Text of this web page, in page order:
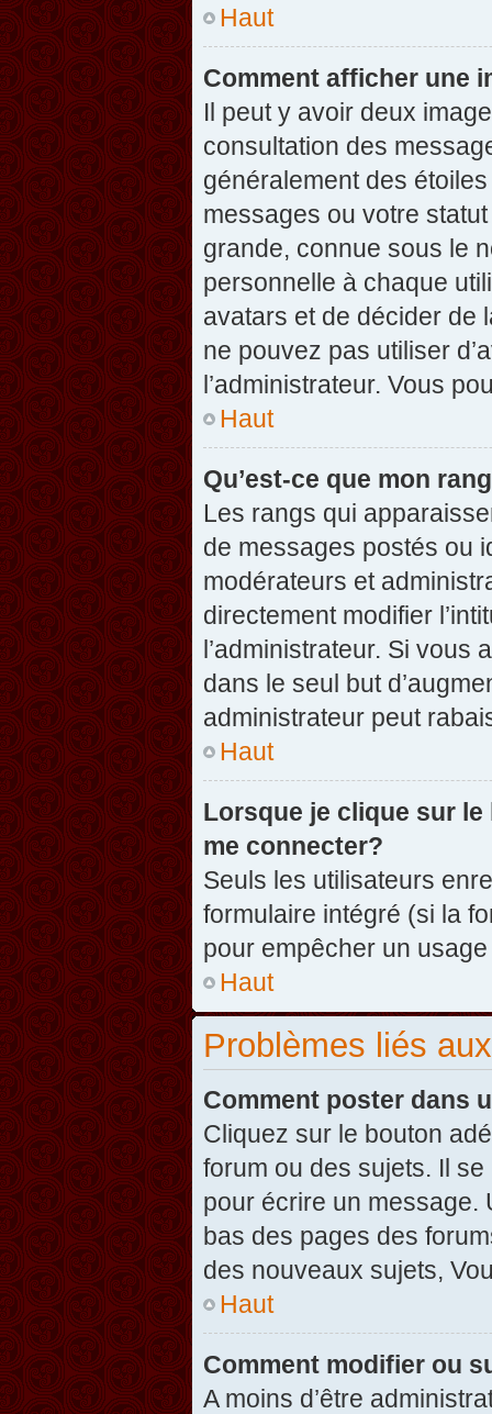
Haut
Comment afficher une
Il peut y avoir deux
consultation des
généralement des
messages ou votre
grande, connue sous le
personnelle à chaque
avatars et de décider de
ne pouvez pas utiliser
l’administrateur. Vous
Haut
Qu’est-ce que mon
Les rangs qui
de messages postés ou
modérateurs et
directement modifier
l’administrateur. Si vous
dans le seul but
administrateur peut
Haut
Lorsque je clique sur
me connecter?
Seuls les utilisateurs
formulaire intégré (si la
pour empêcher un
Haut
Problèmes liés
Comment poster dans
Cliquez sur le bouton
forum ou des sujets. Il
pour écrire un message.
bas des pages des
des nouveaux sujets,
Haut
Comment modifier ou
A moins d’être